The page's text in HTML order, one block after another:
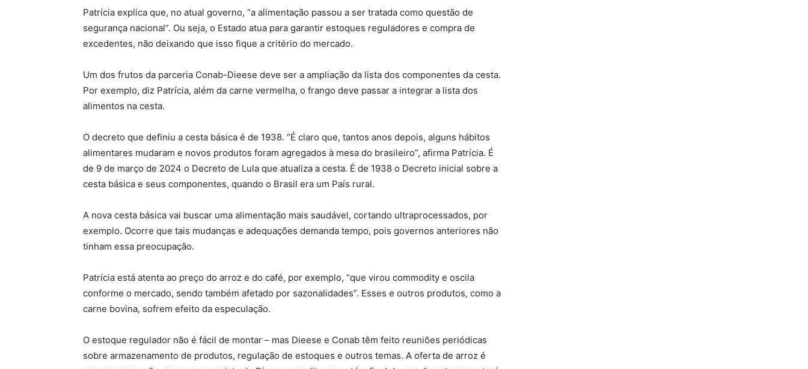
Patrícia explica que, no atual governo, “a alimentação passou a ser tratada como questão de
segurança nacional”. Ou seja, o Estado atua para garantir estoques reguladores e compra de
excedentes, não deixando que isso fique a critério do mercado.
Um dos frutos da parceria Conab-Dieese deve ser a ampliação da lista dos componentes da cesta.
Por exemplo, diz Patrícia, além da carne vermelha, o frango deve passar a integrar a lista dos
alimentos na cesta.
O decreto que definiu a cesta básica é de 1938. “É claro que, tantos anos depois, alguns hábitos
alimentares mudaram e novos produtos foram agregados à mesa do brasileiro”, afirma Patrícia. É
de 9 de março de 2024 o Decreto de Lula que atualiza a cesta. É de 1938 o Decreto inicial sobre a
cesta básica e seus componentes, quando o Brasil era um País rural.
A nova cesta básica vai buscar uma alimentação mais saudável, cortando ultraprocessados, por
exemplo. Ocorre que tais mudanças e adequações demanda tempo, pois governos anteriores não
tinham essa preocupação.
Patrícia está atenta ao preço do arroz e do café, por exemplo, “que virou commodity e oscila
conforme o mercado, sendo também afetado por sazonalidades”. Esses e outros produtos, como a
carne bovina, sofrem efeito da especulação.
O estoque regulador não é fácil de montar – mas Dieese e Conab têm feito reuniões periódicas
sobre armazenamento de produtos, regulação de estoques e outros temas. A oferta de arroz é